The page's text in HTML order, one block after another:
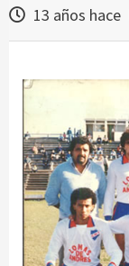
13 años hace